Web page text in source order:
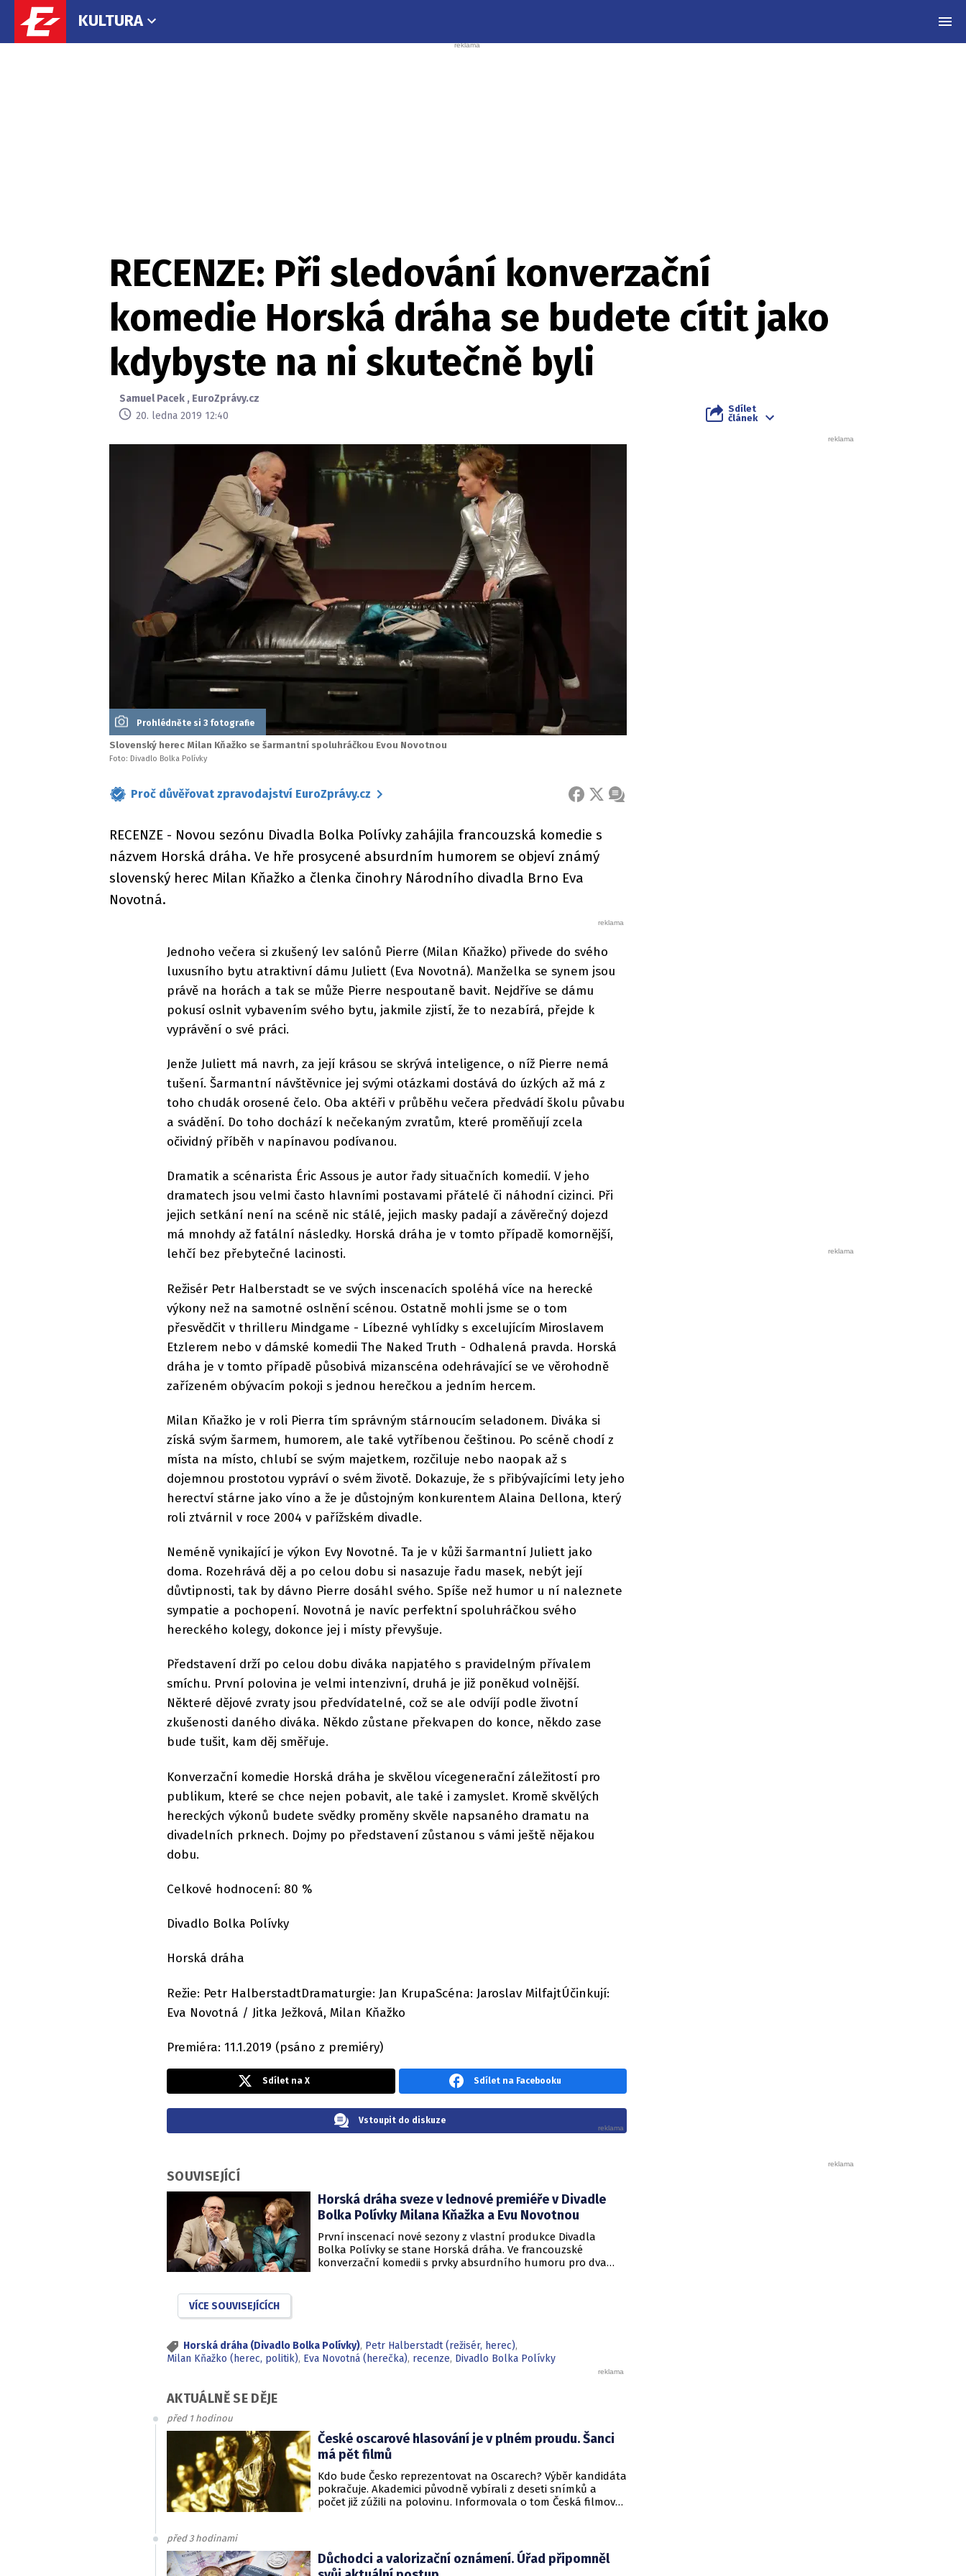
KULTURA
RECENZE: Při sledování konverzační
komedie Horská dráha se budete cítit jako
kdybyste na ni skutečně byli
Samuel Pacek , EuroZprávy.cz
20. ledna 2019 12:40
Sdílet
článek
Prohlédněte si 3 fotografie
Slovenský herec Milan Kňažko se šarmantní spoluhráčkou Evou Novotnou
Foto: Divadlo Bolka Polívky
Proč důvěřovat zpravodajství EuroZprávy.cz FACEBOOK
X ZPRÁVA
RECENZE - Novou sezónu Divadla Bolka Polívky zahájila francouzská komedie s
názvem Horská dráha. Ve hře prosycené absurdním humorem se objeví známý
slovenský herec Milan Kňažko a členka činohry Národního divadla Brno Eva
Novotná.
Jednoho večera si zkušený lev salónů Pierre (Milan Kňažko) přivede do svého
luxusního bytu atraktivní dámu Juliett (Eva Novotná). Manželka se synem jsou
právě na horách a tak se může Pierre nespoutaně bavit. Nejdříve se dámu
pokusí oslnit vybavením svého bytu, jakmile zjistí, že to nezabírá, přejde k
vyprávění o své práci.
Jenže Juliett má navrh, za její krásou se skrývá inteligence, o níž Pierre nemá
tušení. Šarmantní návštěvnice jej svými otázkami dostává do úzkých až má z
toho chudák orosené čelo. Oba aktéři v průběhu večera předvádí školu půvabu
a svádění. Do toho dochází k nečekaným zvratům, které proměňují zcela
očividný příběh v napínavou podívanou.
Dramatik a scénarista Éric Assous je autor řady situačních komedií. V jeho
dramatech jsou velmi často hlavními postavami přátelé či náhodní cizinci. Při
jejich setkání není na scéně nic stálé, jejich masky padají a závěrečný dojezd
má mnohdy až fatální následky. Horská dráha je v tomto případě komornější,
lehčí bez přebytečné lacinosti.
Režisér Petr Halberstadt se ve svých inscenacích spoléhá více na herecké
výkony než na samotné oslnění scénou. Ostatně mohli jsme se o tom
přesvědčit v thrilleru Mindgame - Líbezné vyhlídky s excelujícím Miroslavem
Etzlerem nebo v dámské komedii The Naked Truth - Odhalená pravda. Horská
dráha je v tomto případě působivá mizanscéna odehrávající se ve věrohodně
zařízeném obývacím pokoji s jednou herečkou a jedním hercem.
Milan Kňažko je v roli Pierra tím správným stárnoucím seladonem. Diváka si
získá svým šarmem, humorem, ale také vytříbenou češtinou. Po scéně chodí z
místa na místo, chlubí se svým majetkem, rozčiluje nebo naopak až s
dojemnou prostotou vypráví o svém životě. Dokazuje, že s přibývajícími lety jeho
herectví stárne jako víno a že je důstojným konkurentem Alaina Dellona, který
roli ztvárnil v roce 2004 v pařížském divadle.
Neméně vynikající je výkon Evy Novotné. Ta je v kůži šarmantní Juliett jako
doma. Rozehrává děj a po celou dobu si nasazuje řadu masek, nebýt její
důvtipnosti, tak by dávno Pierre dosáhl svého. Spíše než humor u ní naleznete
sympatie a pochopení. Novotná je navíc perfektní spoluhráčkou svého
hereckého kolegy, dokonce jej i místy převyšuje.
Představení drží po celou dobu diváka napjatého s pravidelným přívalem
smíchu. První polovina je velmi intenzivní, druhá je již poněkud volnější.
Některé dějové zvraty jsou předvídatelné, což se ale odvíjí podle životní
zkušenosti daného diváka. Někdo zůstane překvapen do konce, někdo zase
bude tušit, kam děj směřuje.
Konverzační komedie Horská dráha je skvělou vícegenerační záležitostí pro
publikum, které se chce nejen pobavit, ale také i zamyslet. Kromě skvělých
hereckých výkonů budete svědky proměny skvěle napsaného dramatu na
divadelních prknech. Dojmy po představení zůstanou s vámi ještě nějakou
dobu.
Celkové hodnocení: 80 %
Divadlo Bolka Polívky
Horská dráha
Režie: Petr HalberstadtDramaturgie: Jan KrupaScéna: Jaroslav MilfajtÚčinkují:
Eva Novotná / Jitka Ježková, Milan Kňažko
Premiéra: 11.1.2019 (psáno z premiéry)
Sdílet na X Sdílet na Facebooku
Vstoupit do diskuze
SOUVISEJÍCÍ
Horská dráha sveze v lednové premiéře v Divadle
Bolka Polívky Milana Kňažka a Evu Novotnou
První inscenací nové sezony z vlastní produkce Divadla
Bolka Polívky se stane Horská dráha. Ve francouzské
konverzační komedii s prvky absurdního humoru pro dva
VÍCE SOUVISEJÍCÍCH
Horská dráha (Divadlo Bolka Polívky), Petr Halberstadt (režisér, herec),
Milan Kňažko (herec, politik), Eva Novotná (herečka), recenze, Divadlo Bolka Polívky
AKTUÁLNĚ SE DĚJE
před 1 hodinou
České oscarové hlasování je v plném proudu. Šanci
má pět filmů
Kdo bude Česko reprezentovat na Oscarech? Výběr kandidáta
pokračuje. Akademici původně vybírali z deseti snímků a
počet již zúžili na polovinu. Informovala o tom Česká filmová
před 3 hodinami
Důchodci a valorizační oznámení. Úřad připomněl